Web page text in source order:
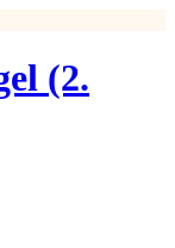
(2.